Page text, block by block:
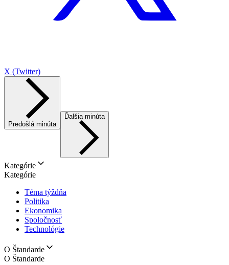
X (Twitter)
Predošlá minúta
Ďalšia minúta
Kategórie
Kategórie
Téma týždňa
Politika
Ekonomika
Spoločnosť
Technológie
O Štandarde
O Štandarde